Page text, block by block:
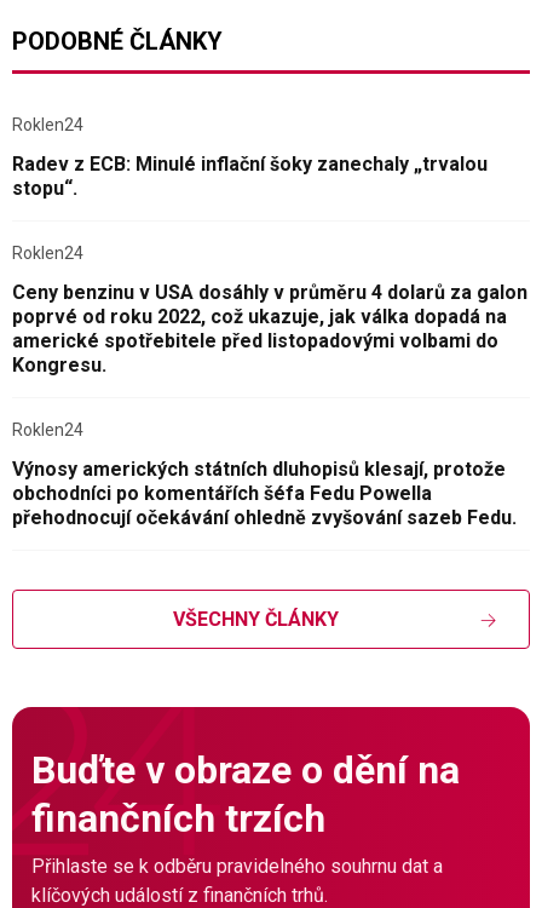
PODOBNÉ ČLÁNKY
Roklen24
Radev z ECB: Minulé inflační šoky zanechaly „trvalou
stopu“.
Roklen24
Ceny benzinu v USA dosáhly v průměru 4 dolarů za galon
poprvé od roku 2022, což ukazuje, jak válka dopadá na
americké spotřebitele před listopadovými volbami do
Kongresu.
Roklen24
Výnosy amerických státních dluhopisů klesají, protože
obchodníci po komentářích šéfa Fedu Powella
přehodnocují očekávání ohledně zvyšování sazeb Fedu.
VŠECHNY ČLÁNKY
Buďte v obraze o dění na
finančních trzích
Přihlaste se k odběru pravidelného souhrnu dat a
klíčových událostí z finančních trhů.